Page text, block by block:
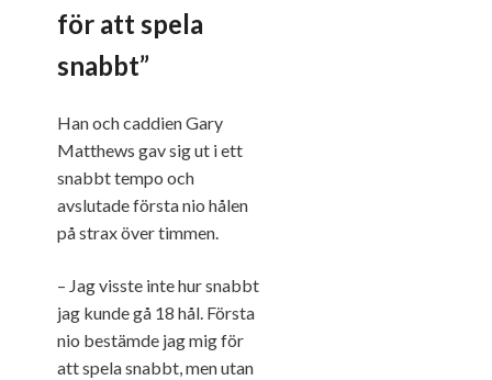
för att spela
snabbt”
Han och caddien Gary
Matthews gav sig ut i ett
snabbt tempo och
avslutade första nio hålen
på strax över timmen.
– Jag visste inte hur snabbt
jag kunde gå 18 hål. Första
nio bestämde jag mig för
att spela snabbt, men utan